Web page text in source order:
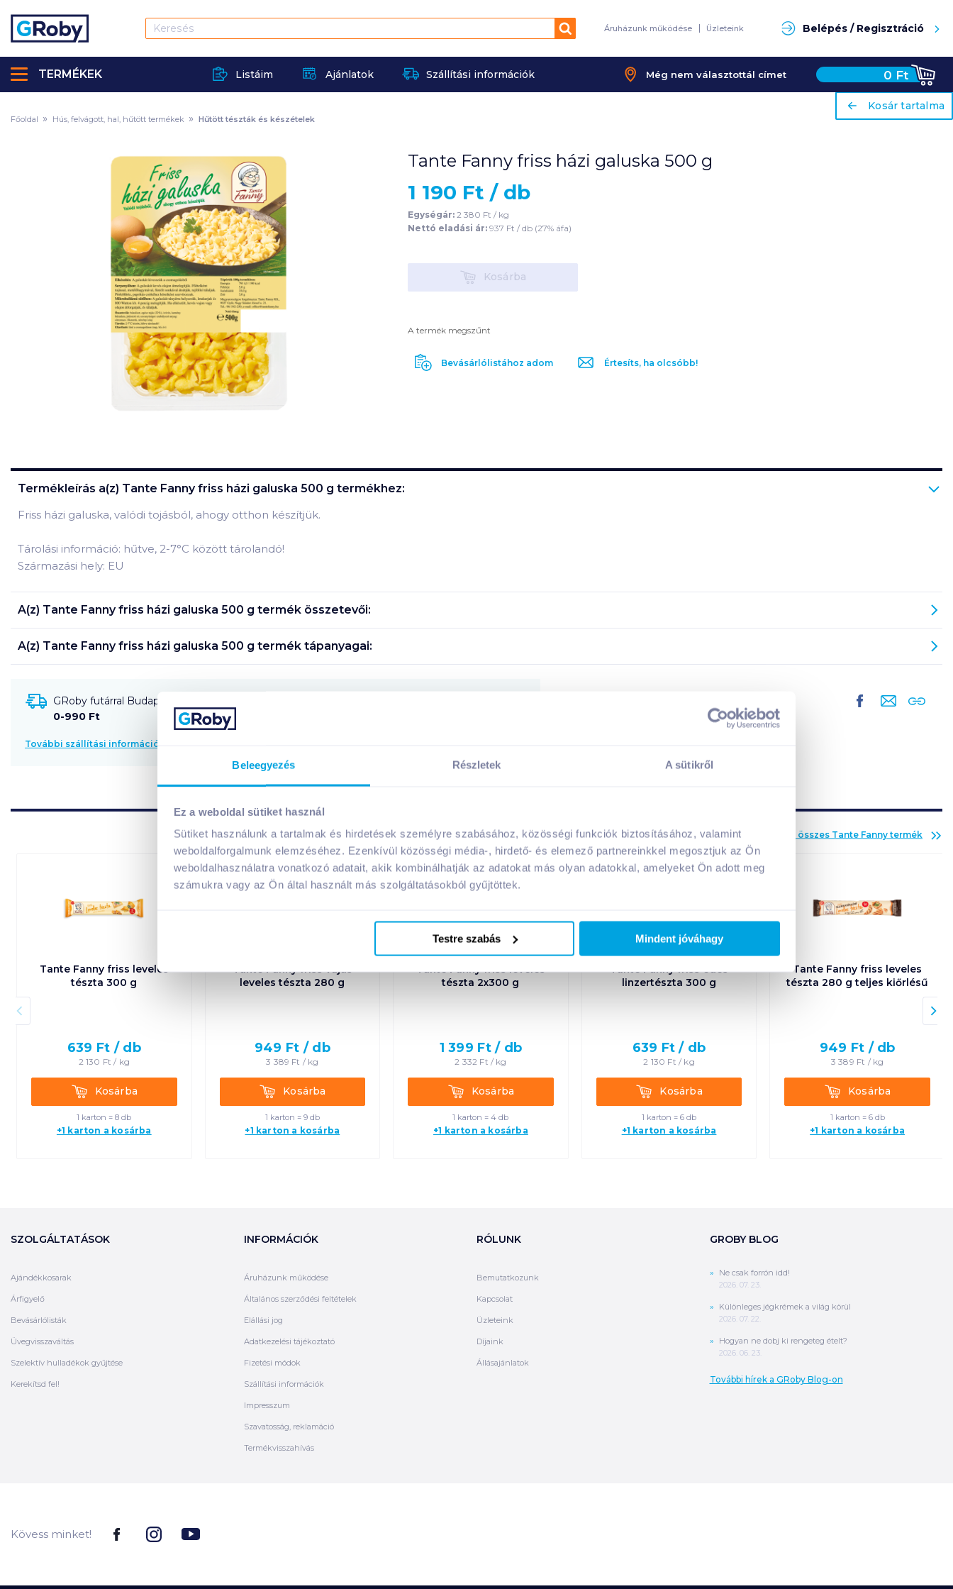
Beleegyezés Részletek A sütikről
Ez a weboldal sütiket használ
Sütiket használunk a tartalmak és hirdetések személyre szabásához, közösségi funkciók biztosításához, valamint
weboldalforgalmunk elemzéséhez. Ezenkívül közösségi média-, hirdető- és elemező partnereinkkel megosztjuk az Ön
weboldalhasználatra vonatkozó adatait, akik kombinálhatják az adatokat más olyan adatokkal, amelyeket Ön adott meg
számukra vagy az Ön által használt más szolgáltatásokból gyűjtöttek.
Testre szabás Mindent jóváhagy
Keresés Áruházunk működése Üzleteink Belépés / Regisztráció
Listáim Ajánlatok Szállítási információk Még nem választottál címet 0 Ft
TERMÉKEK
ariaLabel
Kosár tartalma
Főoldal Hús, felvágott, hal, hűtött termékek Hűtött tészták és készételek
Tante Fanny friss házi galuska 500 g
1 190 Ft / db
Egységár: 2 380 Ft / kg
Nettó eladási ár: 937 Ft / db (27% áfa)
KosárbaKosárba
A termék megszűnt
Bevásárlólistához adom Értesíts, ha olcsóbb!
Termékleírás a(z) Tante Fanny friss házi galuska 500 g termékhez:
Friss házi galuska, valódi tojásból, ahogy otthon készítjük.
Tárolási információ: hűtve, 2-7°C között tárolandó!
Származási hely: EU
A(z) Tante Fanny friss házi galuska 500 g termék összetevői:
A(z) Tante Fanny friss házi galuska 500 g termék tápanyagai:
GRoby futárral Budapestre és környékére szállítható
0-990 Ft
További szállítási információk
Az összes Tante Fanny termék
Tante Fanny friss leveles
tészta 300 g
639 Ft / db
2 130 Ft / kg
KosárbaKosárba
1 karton = 8 db
+1 karton a kosárba
Tante Fanny friss vajas
leveles tészta 280 g
949 Ft / db
3 389 Ft / kg
KosárbaKosárba
1 karton = 9 db
+1 karton a kosárba
Tante Fanny friss leveles
tészta 2x300 g
1 399 Ft / db
2 332 Ft / kg
KosárbaKosárba
1 karton = 4 db
+1 karton a kosárba
Tante Fanny friss édes
linzertészta 300 g
639 Ft / db
2 130 Ft / kg
KosárbaKosárba
1 karton = 6 db
+1 karton a kosárba
Tante Fanny friss leveles
tészta 280 g teljes kiőrlésű
949 Ft / db
3 389 Ft / kg
KosárbaKosárba
1 karton = 6 db
+1 karton a kosárba
SZOLGÁLTATÁSOK
Ajándékkosarak
Árfigyelő
Bevásárlólisták
Üvegvisszaváltás
Szelektív hulladékok gyűjtése
Kerekítsd fel!
INFORMÁCIÓK
Áruházunk működése
Általános szerződési feltételek
Elállási jog
Adatkezelési tájékoztató
Fizetési módok
Szállítási információk
Impresszum
Szavatosság, reklamáció
Termékvisszahívás
RÓLUNK
Bemutatkozunk
Kapcsolat
Üzleteink
Díjaink
Állásajánlatok
GROBY BLOG
Ne csak forrón idd!
2026. 07. 23.
Különleges jégkrémek a világ körül
2026. 07. 22.
Hogyan ne dobj ki rengeteg ételt?
2026. 06. 23.
További hírek a GRoby Blog-on
Kövess minket!